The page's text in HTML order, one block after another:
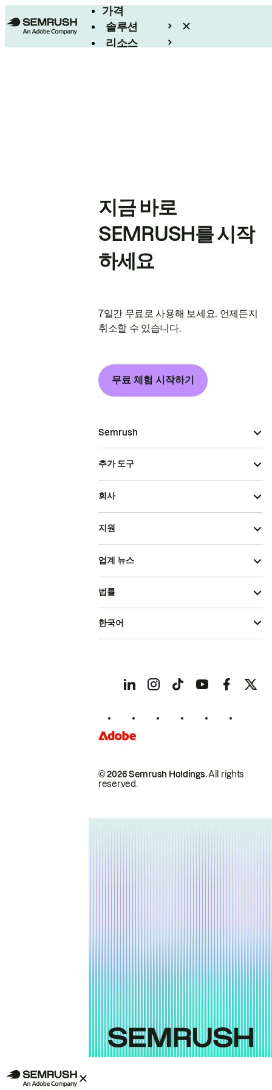
가격
솔루션
리소스
지금 바로
SEMRUSH를 시작
하세요
7일간 무료로 사용해 보세요. 언제든지
취소할 수 있습니다.
무료 체험 시작하기
Semrush
추가 도구
회사
지원
업계 뉴스
© 2026 Semrush Holdings.All rights
reserved.
법률
한국어